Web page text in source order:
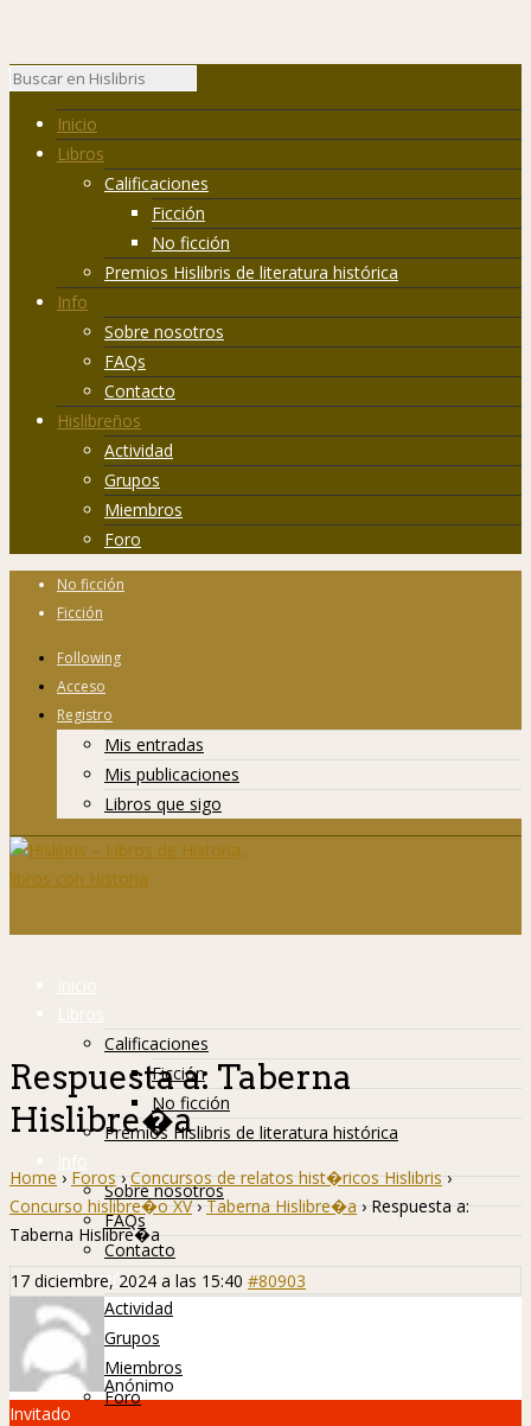
Inicio
Libros
Calificaciones
Ficción
No ficción
Premios Hislibris de literatura histórica
Info
Sobre nosotros
FAQs
Contacto
Hislibreños
Actividad
Grupos
Miembros
Foro
No ficción
Ficción
Following
Acceso
Registro
Mis entradas
Mis publicaciones
Libros que sigo
Inicio
Libros
Calificaciones
Ficción
No ficción
Premios Hislibris de literatura histórica
Info
Sobre nosotros
FAQs
Contacto
Hislibreños
Actividad
Grupos
Miembros
Foro
Respuesta a: Taberna
Hislibre�a
Home › Foros › Concursos de relatos hist�ricos Hislibris ›
Concurso hislibre�o XV › Taberna Hislibre�a › Respuesta a:
Taberna Hislibre�a
17 diciembre, 2024 a las 15:40 #80903
Anónimo
Invitado